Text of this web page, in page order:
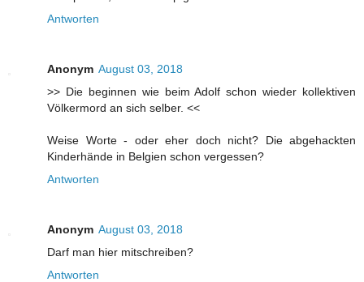
Antworten
Anonym August 03, 2018
>> Die beginnen wie beim Adolf schon wieder kollektiven
Völkermord an sich selber. <<
Weise Worte - oder eher doch nicht? Die abgehackten
Kinderhände in Belgien schon vergessen?
Antworten
Anonym August 03, 2018
Darf man hier mitschreiben?
Antworten